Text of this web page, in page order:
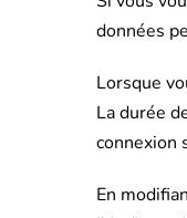
données
Lorsque
La durée
connexion
En